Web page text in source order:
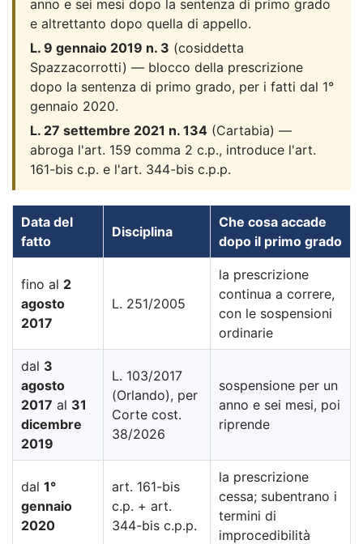
anno e sei mesi dopo la sentenza di primo grado
e altrettanto dopo quella di appello.
L. 9 gennaio 2019 n. 3 (cosiddetta
Spazzacorrotti) — blocco della prescrizione
dopo la sentenza di primo grado, per i fatti dal 1°
gennaio 2020.
L. 27 settembre 2021 n. 134 (Cartabia) —
abroga l'art. 159 comma 2 c.p., introduce l'art.
161-bis c.p. e l'art. 344-bis c.p.p.
Data del
fatto
Disciplina
Che cosa accade
dopo il primo grado
fino al 2
agosto
2017
L. 251/2005
la prescrizione
continua a correre,
con le sospensioni
ordinarie
dal 3
agosto
2017 al 31
dicembre
2019
L. 103/2017
(Orlando), per
Corte cost.
38/2026
sospensione per un
anno e sei mesi, poi
riprende
dal 1°
gennaio
2020
art. 161-bis
c.p. + art.
344-bis c.p.p.
la prescrizione
cessa; subentrano i
termini di
improcedibilità